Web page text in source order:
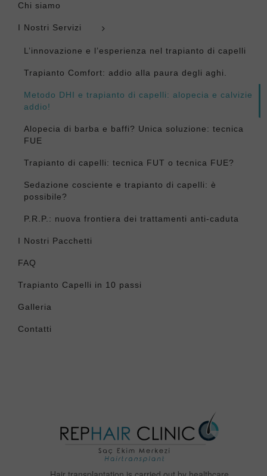
Chi siamo
I Nostri Servizi
L’innovazione e l’esperienza nel trapianto di capelli
Trapianto Comfort: addio alla paura degli aghi.
Metodo DHI e trapianto di capelli: alopecia e calvizie
addio!
Alopecia di barba e baffi? Unica soluzione: tecnica
FUE
Trapianto di capelli: tecnica FUT o tecnica FUE?
Sedazione cosciente e trapianto di capelli: è
possibile?
P.R.P.: nuova frontiera dei trattamenti anti-caduta
I Nostri Pacchetti
FAQ
Trapianto Capelli in 10 passi
Galleria
Contatti